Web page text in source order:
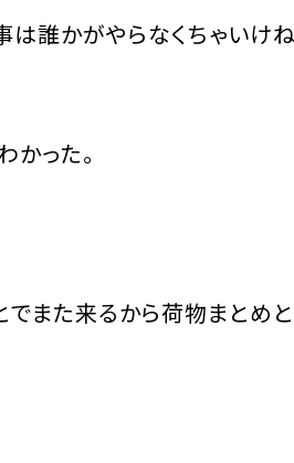
誰かがやらなくちゃいけ
った。
でまた来るから荷物まとめと